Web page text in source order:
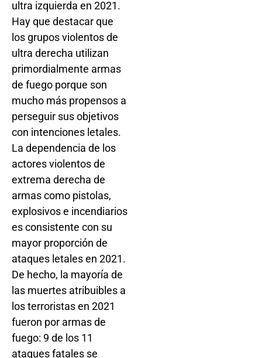
ultra izquierda en 2021.
Hay que destacar que
los grupos violentos de
ultra derecha utilizan
primordialmente armas
de fuego porque son
mucho más propensos a
perseguir sus objetivos
con intenciones letales.
La dependencia de los
actores violentos de
extrema derecha de
armas como pistolas,
explosivos e incendiarios
es consistente con su
mayor proporción de
ataques letales en 2021.
De hecho, la mayoría de
las muertes atribuibles a
los terroristas en 2021
fueron por armas de
fuego: 9 de los 11
ataques fatales se